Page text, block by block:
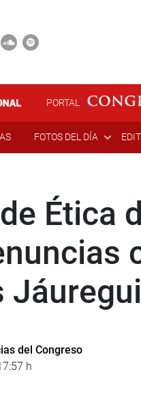
PORTAL
FOTOS DEL DÍA
Ética
Jáuregui
del Congreso
h